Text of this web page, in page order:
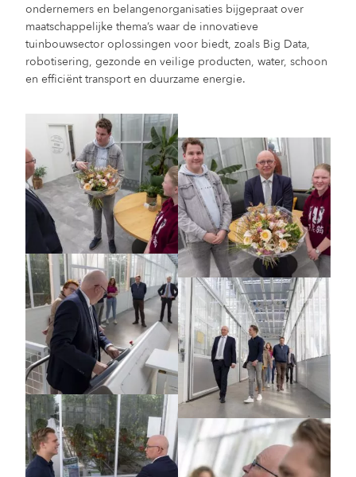
ondernemers en belangenorganisaties bijgepraat over
maatschappelijke thema’s waar de innovatieve
tuinbouwsector oplossingen voor biedt, zoals Big Data,
robotisering, gezonde en veilige producten, water, schoon
en efficiënt transport en duurzame energie.